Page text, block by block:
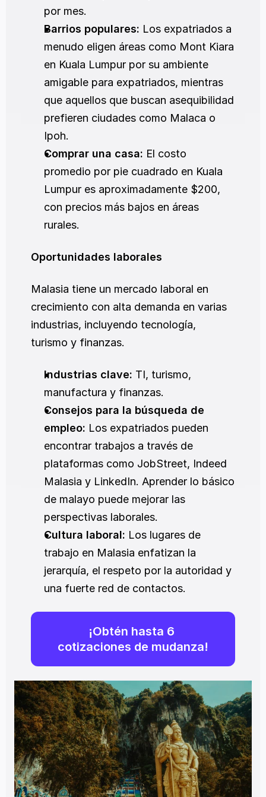
por mes.
Barrios populares: Los expatriados a
menudo eligen áreas como Mont Kiara
en Kuala Lumpur por su ambiente
amigable para expatriados, mientras
que aquellos que buscan asequibilidad
prefieren ciudades como Malaca o
Ipoh.
Comprar una casa: El costo
promedio por pie cuadrado en Kuala
Lumpur es aproximadamente $200,
con precios más bajos en áreas
rurales.
Oportunidades laborales
Malasia tiene un mercado laboral en
crecimiento con alta demanda en varias
industrias, incluyendo tecnología,
turismo y finanzas.
Industrias clave: TI, turismo,
manufactura y finanzas.
Consejos para la búsqueda de
empleo: Los expatriados pueden
encontrar trabajos a través de
plataformas como JobStreet, Indeed
Malasia y LinkedIn. Aprender lo básico
de malayo puede mejorar las
perspectivas laborales.
Cultura laboral: Los lugares de
trabajo en Malasia enfatizan la
jerarquía, el respeto por la autoridad y
una fuerte red de contactos.
¡Obtén hasta 6
cotizaciones de mudanza!